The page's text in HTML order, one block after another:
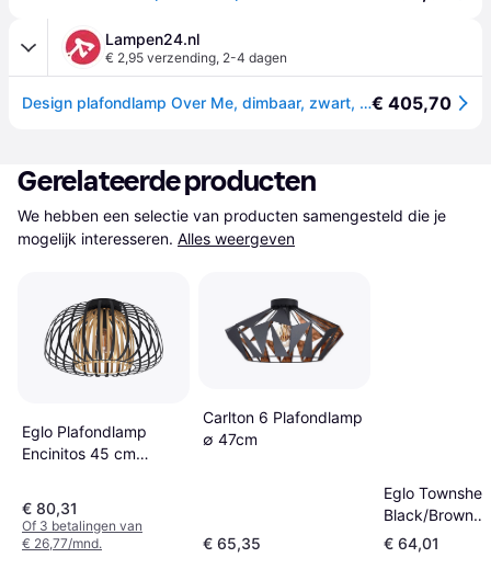
Lampen24.nl
€ 2,95 verzending, 2-4 dagen
Design plafondlamp Over Me, dimbaar, zwart, Woon-/ Eetkamer, metaal, Design, plafondlamp design€ 405,70
Gerelateerde producten
We hebben een selectie van producten samengesteld die je
mogelijk interesseren. Alles weergeven
Eglo Plafondlamp
Encinitos 45 cm
€ 80,31
Of 3 betalingen van
€ 26,77/mnd.
Carlton 6 Plafondlamp
∅ 47cm
€ 65,35
Eglo
Black/Brown
Plafondlamp
€ 64,01